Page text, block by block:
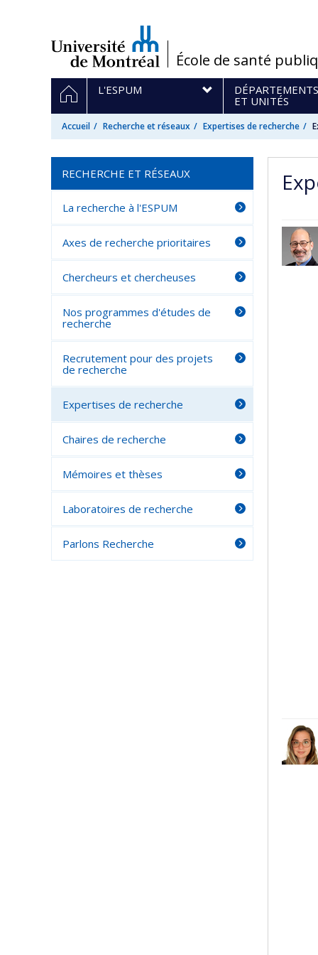
/École de santé
Navigation
principale
ACCUEIL
L'ESPUM
DÉPARTEMENTS
ET UNITÉS
Accueil Recherche et réseaux Expertises de recherche
RECHERCHE ET RÉSEAUX
La recherche à l'ESPUM
Axes de recherche prioritaires
Chercheurs et chercheuses
Nos programmes d'études de
recherche
Recrutement pour des projets
de recherche
Expertises de recherche
Chaires de recherche
Mémoires et thèses
Laboratoires de recherche
Parlons Recherche